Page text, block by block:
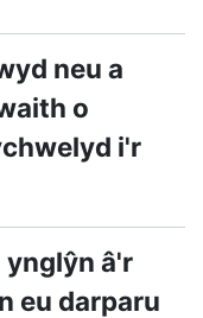
neu a
o
i'r
ynglŷn â'r
eu darparu